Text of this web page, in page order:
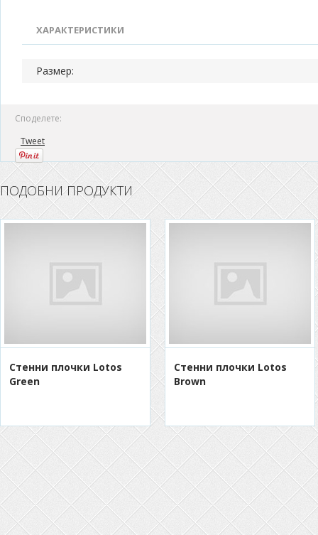
ХАРАКТЕРИСТИКИ
Размер:
Споделете:
Tweet
ПОДОБНИ ПРОДУКТИ
Стенни плочки Lotos
Green
Стенни плочки Lotos
Brown